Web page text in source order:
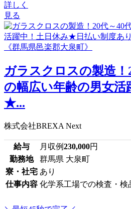
詳しく
見る
ガラスクロスの製造！
の幅広い年齢の男女活
★...
株式会社BREXA Next
給与 月収例230,000円
勤務地
群馬県 大泉町
寮・社宅 あり
仕事内容 化学系工場での検査・検